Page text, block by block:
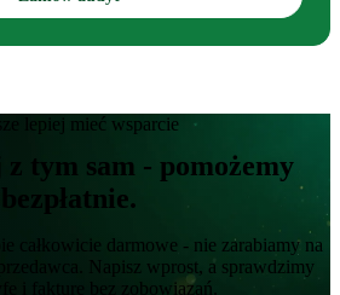
lepiej mieć wsparcie
z tym sam - pomożemy
bezpłatnie.
całkowicie darmowe - nie zarabiamy na
Napisz wprost, a sprawdzimy
i fakturę bez zobowiązań.